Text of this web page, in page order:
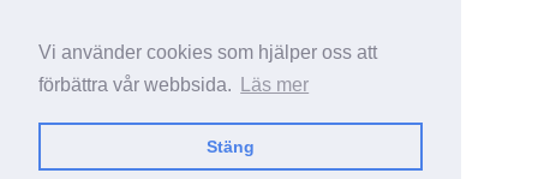
Vi använder cookies som hjälper oss att
förbättra vår webbsida.
Läs mer
Stäng